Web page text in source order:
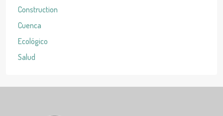
Construction
Cuenca
Ecológico
Salud